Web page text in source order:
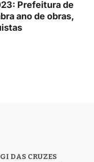
Prefeitura de
ano de obras,
DAS CRUZES